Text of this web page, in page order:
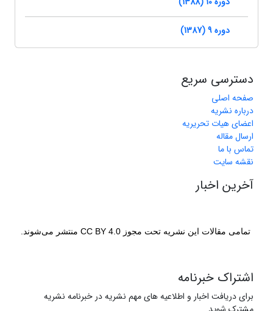
دوره 9 (1387)
دسترسی سریع
صفحه اصلی
درباره نشریه
اعضای هیات تحریریه
ارسال مقاله
تماس با ما
نقشه سایت
آخرین اخبار
تمامی مقالات این نشریه تحت مجوز CC BY 4.0 منتشر می‌شوند.
اشتراک خبرنامه
برای دریافت اخبار و اطلاعیه های مهم نشریه در خبرنامه نشریه